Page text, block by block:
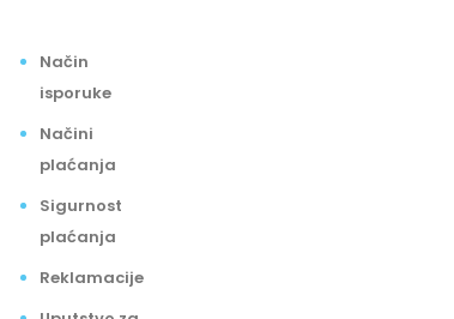
Način
isporuke
Načini
plaćanja
Sigurnost
plaćanja
Reklamacije